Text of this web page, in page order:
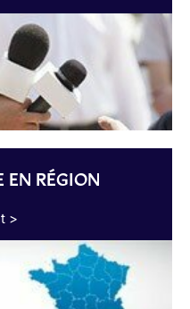
EN RÉGION
>